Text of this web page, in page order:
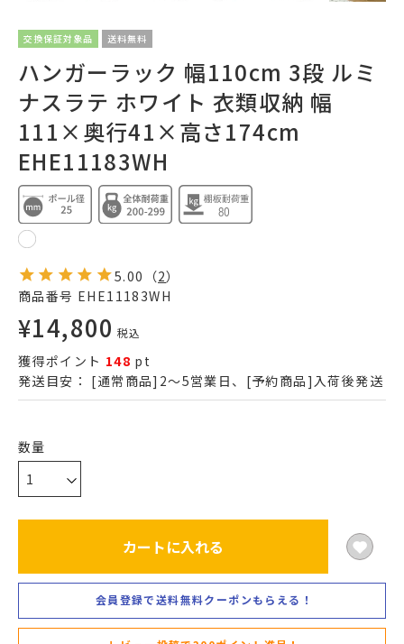
交換保証対象品 送料無料
ハンガーラック 幅110cm 3段 ルミ
ナスラテ ホワイト 衣類収納 幅
111×奥行41×高さ174cm
EHE11183WH
5.00 （2）
商品番号 EHE11183WH
¥14,800 税込
獲得ポイント 148 pt
発送目安： [通常商品]2～5営業日、[予約商品]入荷後発送
カートに入れる
会員登録で送料無料クーポンもらえる！